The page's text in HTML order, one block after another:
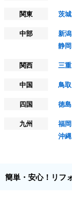
関東
茨城
中部
新潟
静岡
関西
三重
中国
鳥取
四国
徳島
九州
福岡
沖縄
簡単・安心！リフ